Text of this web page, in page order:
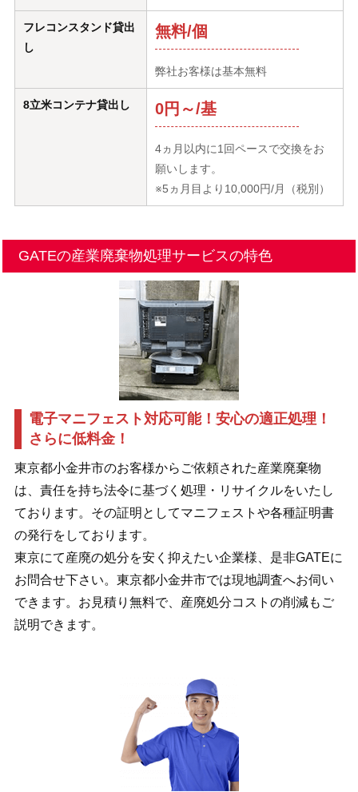
フレコンスタンド貸出
し
無料/個
弊社お客様は基本無料
8立米コンテナ貸出し 0円～/基
4ヵ月以内に1回ペースで交換をお
願いします。
※5ヵ月目より10,000円/月（税別）
GATEの産業廃棄物処理サービスの特色
電子マニフェスト対応可能！安心の適正処理！
さらに低料金！
東京都小金井市のお客様からご依頼された産業廃棄物
は、責任を持ち法令に基づく処理・リサイクルをいたし
ております。その証明としてマニフェストや各種証明書
の発行をしております。
東京にて産廃の処分を安く抑えたい企業様、是非GATEに
お問合せ下さい。東京都小金井市では現地調査へお伺い
できます。お見積り無料で、産廃処分コストの削減もご
説明できます。